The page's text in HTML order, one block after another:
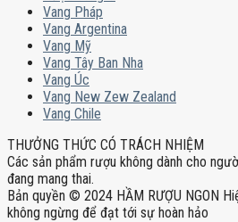
Vang Pháp
Vang Argentina
Vang Mỹ
Vang Tây Ban Nha
Vang Úc
Vang New Zew Zealand
Vang Chile
THƯỞNG THỨC CÓ TRÁCH NHIỆM
Các sản phẩm rượu không dành cho
đang mang thai.
Bản quyền © 2024 HẦM RƯỢU NGON
không ngừng để đạt tới sự hoàn hảo